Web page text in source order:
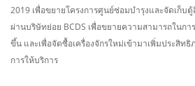
2019 เพื่อขยายโครงการศูนย์ซ่อมบำรุงและจัดเก็บ
ผ่านบริษัทย่อย BCDS เพื่อขยายความสามารถในก
ขึ้น และเพื่อจัดซื้อเครื่องจักรใหม่เข้ามาเพิ่มประสิท
การให้บริการ